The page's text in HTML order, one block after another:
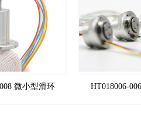
微小型滑环 HT018006-